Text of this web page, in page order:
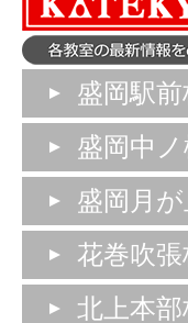
盛岡駅前
盛岡中
盛岡月
花巻吹張
北上本部